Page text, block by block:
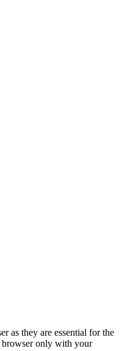
as they are essential for the
browser only with your